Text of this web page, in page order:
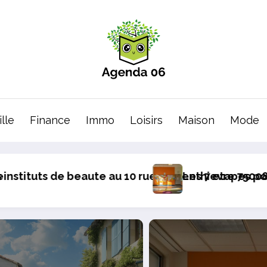
Finance Immo Loisirs Maison Mode
Ajouter une Annonce de colocation qui attire
Le nouveau